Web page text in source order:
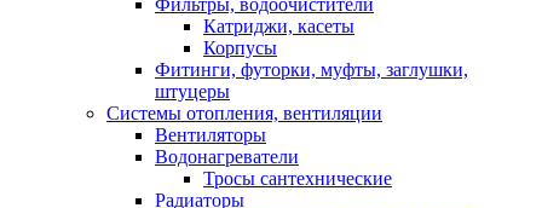
Катриджи, касеты
Корпусы
Фитинги, футорки, муфты, заглушки,
штуцеры
Системы отопления, вентиляции
Вентиляторы
Водонагреватели
Тросы сантехнические
Радиаторы